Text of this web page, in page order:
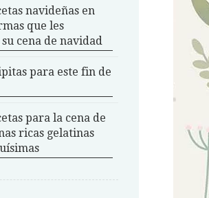
navideñas en
que les
cena de navidad
para este fin de
para la cena de
ricas gelatinas